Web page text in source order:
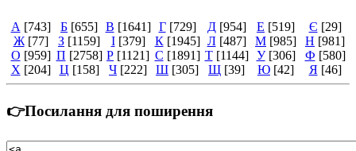
А [743] Б [655] В [1641] Г [729] Д [954] Е [519] Є [29]
Ж [77] З [1159] І [379] К [1945] Л [487] М [985] Н [981]
О [959] П [2758] Р [1121] С [1891] Т [1144] У [306] Ф [580]
Х [204] Ц [158] Ч [222] Ш [305] Щ [39] Ю [42] Я [46]
👉Посилання для поширення